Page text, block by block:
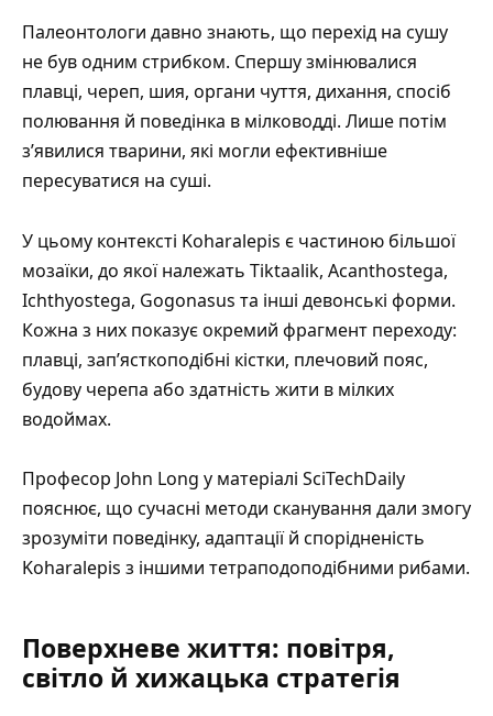
Палеонтологи давно знають, що перехід на сушу
не був одним стрибком. Спершу змінювалися
плавці, череп, шия, органи чуття, дихання, спосіб
полювання й поведінка в мілководді. Лише потім
з’явилися тварини, які могли ефективніше
пересуватися на суші.
У цьому контексті Koharalepis є частиною більшої
мозаїки, до якої належать Tiktaalik, Acanthostega,
Ichthyostega, Gogonasus та інші девонські форми.
Кожна з них показує окремий фрагмент переходу:
плавці, зап’ясткоподібні кістки, плечовий пояс,
будову черепа або здатність жити в мілких
водоймах.
Професор John Long у матеріалі SciTechDaily
пояснює, що сучасні методи сканування дали змогу
зрозуміти поведінку, адаптації й спорідненість
Koharalepis з іншими тетраподоподібними рибами.
Поверхневе життя: повітря,
світло й хижацька стратегія